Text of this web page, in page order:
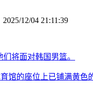
2025/12/04 21:11:39
将面对韩国男篮。
的座位上已铺满黄色